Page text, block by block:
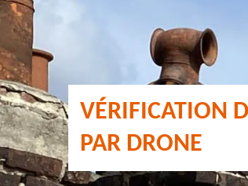
VÉRIFICATION
PAR DRONE